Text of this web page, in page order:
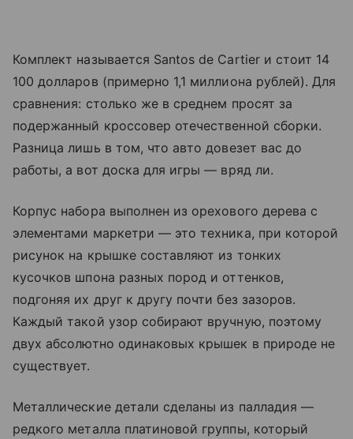
Комплект называется Santos de Cartier и стоит 14
100 долларов (примерно 1,1 миллиона рублей). Для
сравнения: столько же в среднем просят за
подержанный кроссовер отечественной сборки.
Разница лишь в том, что авто довезет вас до
работы, а вот доска для игры — вряд ли.
Корпус набора выполнен из орехового дерева с
элементами маркетри — это техника, при которой
рисунок на крышке составляют из тонких
кусочков шпона разных пород и оттенков,
подгоняя их друг к другу почти без зазоров.
Каждый такой узор собирают вручную, поэтому
двух абсолютно одинаковых крышек в природе не
существует.
Металлические детали сделаны из палладия —
редкого металла платиновой группы, который